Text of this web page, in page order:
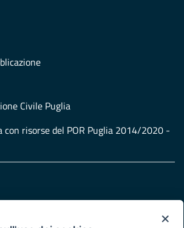
Civile Puglia
risorse del POR Puglia 2014/2020 -
×